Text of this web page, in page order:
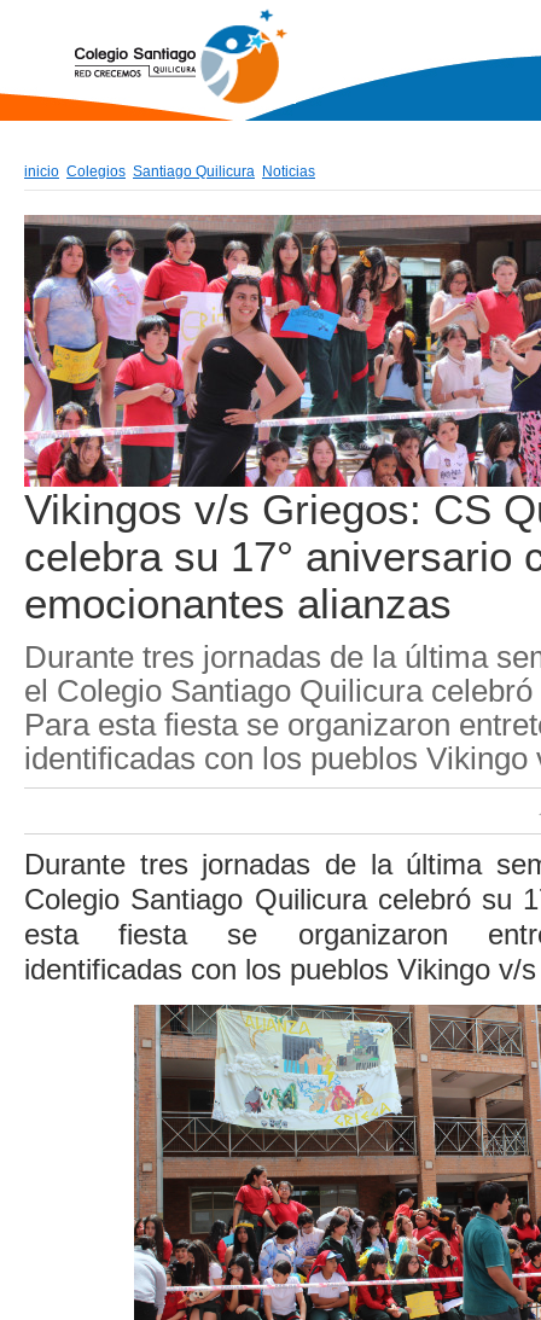
inicio Colegios Santiago Quilicura Noticias
Vikingos v/s Griegos: CS
celebra su 17° aniversario
emocionantes alianzas
Durante tres jornadas de la última
el Colegio Santiago Quilicura
Para esta fiesta se organizaron
identificadas con los pueblos Vikingo
Durante tres jornadas de la última
Colegio Santiago Quilicura celebró su
esta fiesta se organizaron
identificadas con los pueblos Vikingo v/